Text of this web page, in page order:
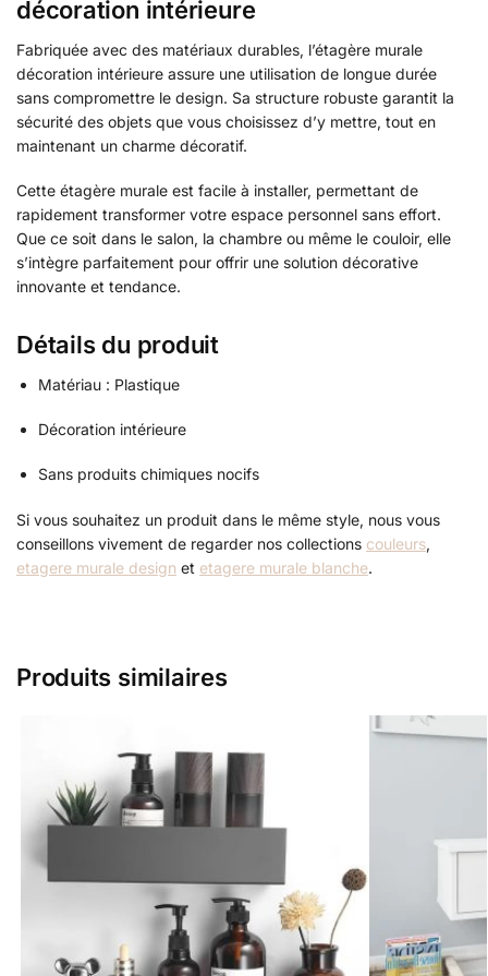
décoration intérieure
Fabriquée avec des matériaux durables, l’étagère murale
décoration intérieure assure une utilisation de longue durée
sans compromettre le design. Sa structure robuste garantit la
sécurité des objets que vous choisissez d’y mettre, tout en
maintenant un charme décoratif.
Cette étagère murale est facile à installer, permettant de
rapidement transformer votre espace personnel sans effort.
Que ce soit dans le salon, la chambre ou même le couloir, elle
s’intègre parfaitement pour offrir une solution décorative
innovante et tendance.
Détails du produit
Matériau : Plastique
Décoration intérieure
Sans produits chimiques nocifs
Si vous souhaitez un produit dans le même style, nous vous
conseillons vivement de regarder nos collections couleurs,
etagere murale design et etagere murale blanche.
Produits similaires